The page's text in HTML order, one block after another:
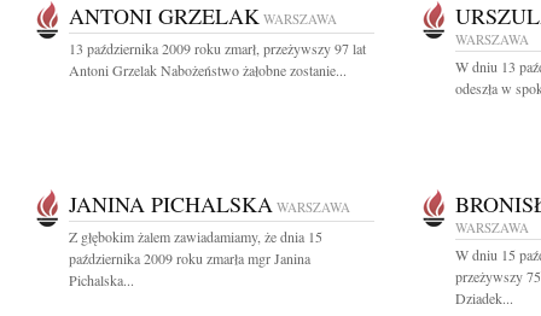
ANTONI GRZELAK WARSZAWA
13 października 2009 roku zmarł, przeżywszy 97 lat
Antoni Grzelak Nabożeństwo żałobne zostanie...
WARSZAWA
W dniu 13
odeszła w
JANINA PICHALSKA WARSZAWA
Z głębokim żalem zawiadamiamy, że dnia 15
października 2009 roku zmarła mgr Janina
Pichalska...
WARSZAWA
W dniu 15
przeżywszy
Dziadek...